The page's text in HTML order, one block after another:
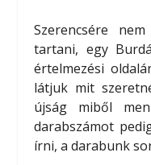
Szerencsére
tartani, egy
értelmezési
látjuk mit
újság miből
darabszámot
írni, a darabunk